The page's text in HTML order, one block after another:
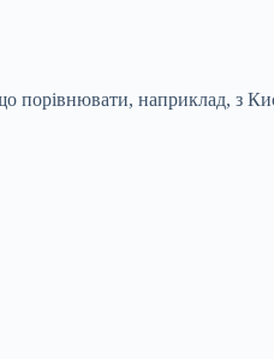
порівнювати, наприклад, з